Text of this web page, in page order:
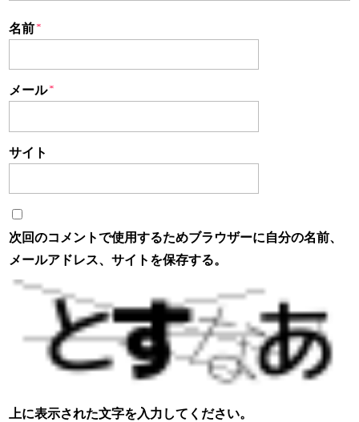
名前*
メール*
サイト
次回のコメントで使用するためブラウザーに自分の名前、
メールアドレス、サイトを保存する。
上に表示された文字を入力してください。